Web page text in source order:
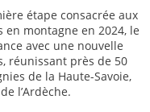
étape consacrée aux
montagne en 2024, le
avec une nouvelle
réunissant près de 50
de la Haute-Savoie,
l’Ardèche.